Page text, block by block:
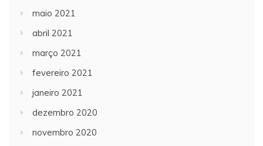
maio 2021
abril 2021
março 2021
fevereiro 2021
janeiro 2021
dezembro 2020
novembro 2020